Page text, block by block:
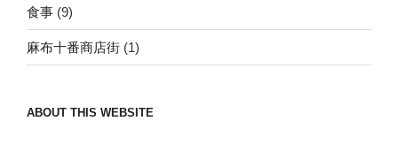
食事 (9)
麻布十番商店街 (1)
ABOUT THIS WEBSITE